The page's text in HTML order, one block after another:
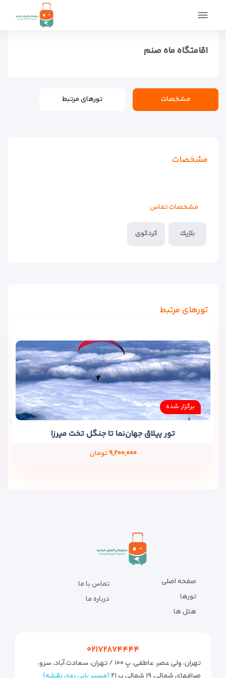
صفحه اصلی
اقامتگاه ماه صنم
مشخصات تورهای مرتبط
مشخصات
مشخصات تماس
بلژيك کردکوی
تورهای مرتبط
برگزار شده
تور ییلاق جهان‌نما تا جنگل تخت میرزا
۹,۲۰۰,۰۰۰تومان
صفحه اصلی
تورها
هتل ها
تماس با ما
درباره ما
۰۲۱۷۲۸۷۴۴۴۴
تهران، ولی عصر، عاطفی، پ ۱۰۰ / تهران، سعادت آباد، سرو،
صرافهای شمالی، ۱۹ شمالی پ ۲۱
(مسیر یابی روی نقشه)